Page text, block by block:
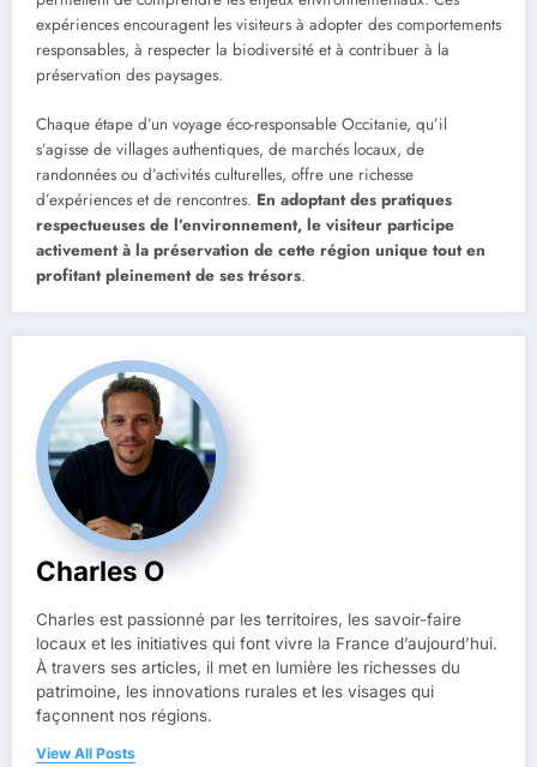
expériences encouragent les visiteurs à adopter des comportements
responsables, à respecter la biodiversité et à contribuer à la
préservation des paysages.
Chaque étape d’un voyage éco-responsable Occitanie, qu’il
s’agisse de villages authentiques, de marchés locaux, de
randonnées ou d’activités culturelles, offre une richesse
d’expériences et de rencontres. En adoptant des pratiques
respectueuses de l’environnement, le visiteur participe
activement à la préservation de cette région unique tout en
profitant pleinement de ses trésors.
Charles O
Charles est passionné par les territoires, les savoir-faire
locaux et les initiatives qui font vivre la France d’aujourd’hui.
À travers ses articles, il met en lumière les richesses du
patrimoine, les innovations rurales et les visages qui
façonnent nos régions.
View All Posts